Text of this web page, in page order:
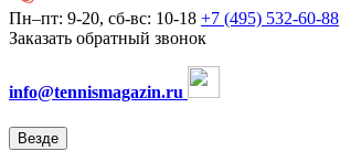
Пн–пт: 9-20, сб-вс: 10-18 +7 (495) 532-60-88
Заказать обратный звонок
info@tennismagazin.ru
Везде